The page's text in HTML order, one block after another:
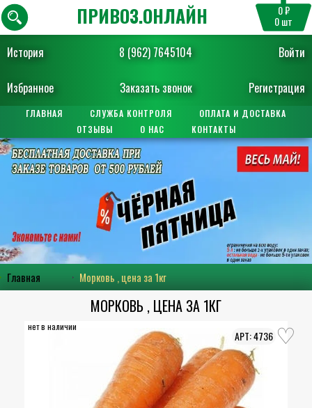
История 8 (962) 7645104 Войти
Избранное Заказать звонок Регистрация
ПРИВОЗ.ОНЛАЙН 0 ₽
0шт
ГЛАВНАЯ СЛУЖБА КОНТРОЛЯ
ОПЛАТА И ДОСТАВКА
ОТЗЫВЫ
О НАС КОНТАКТЫ
Главная Морковь , цена за 1кг
МОРКОВЬ , ЦЕНА ЗА 1КГ
нет в наличии
4736